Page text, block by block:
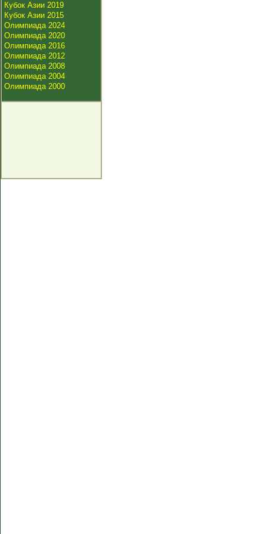
Кубок Азии 2019
Кубок Азии 2015
Олимпиада 2024
Олимпиада 2020
Олимпиада 2016
Олимпиада 2012
Олимпиада 2008
Олимпиада 2004
Олимпиада 2000